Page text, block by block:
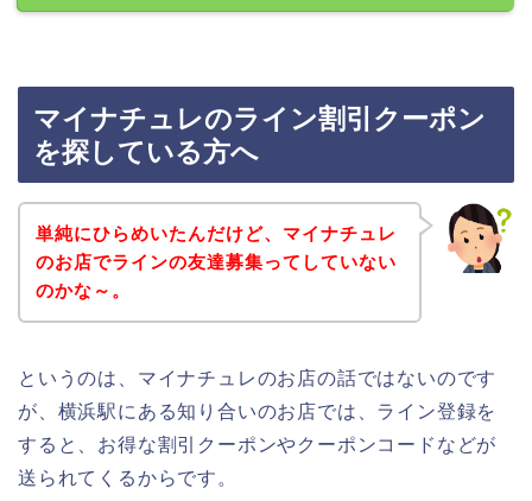
マイナチュレのライン割引クーポン
を探している方へ
単純にひらめいたんだけど、マイナチュレ
のお店でラインの友達募集ってしていない
のかな～。
というのは、マイナチュレのお店の話ではないのです
が、横浜駅にある知り合いのお店では、ライン登録を
すると、お得な割引クーポンやクーポンコードなどが
送られてくるからです。